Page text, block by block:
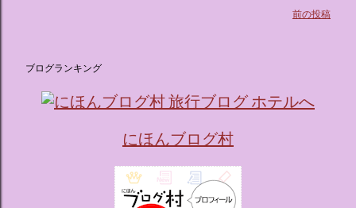
前の投稿
ブログランキング
にほんブログ村